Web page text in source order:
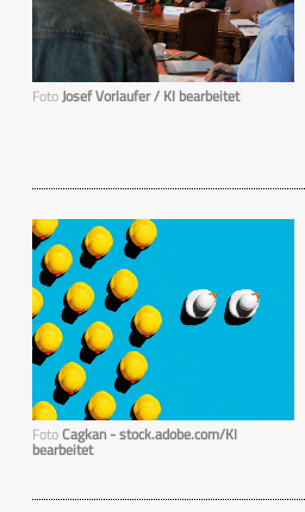
FotoJosef Vorlaufer / KI bearbeitet
FotoCagkan - stock.adobe.com/KI
bearbeitet